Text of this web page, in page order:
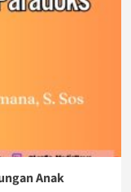
Anak